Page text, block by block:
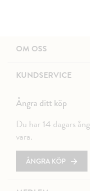
OM OSS
KUNDSERVICE
Ångra ditt köp
Du har 14 dagars
vara.
ÅNGRA KÖP